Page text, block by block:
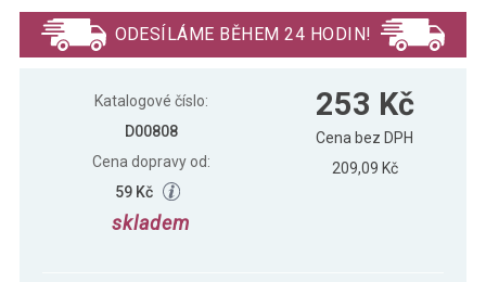
diod
bílý
375 Kč
ODESÍLÁME BĚHEM 24 HODIN!
Katalogové číslo:
D00808
Cena dopravy od:
59 Kč
skladem
253 Kč
Cena bez DPH
209,09 Kč